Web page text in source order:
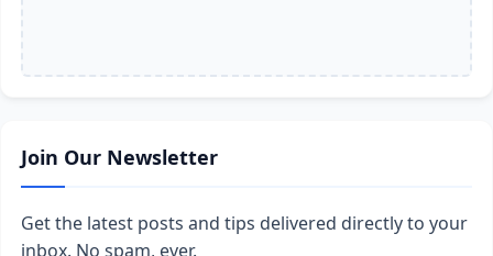
Join Our Newsletter
Get the latest posts and tips delivered directly to your
inbox. No spam, ever.